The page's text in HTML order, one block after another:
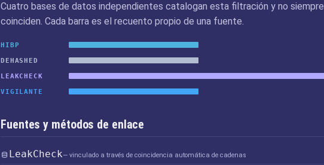
Cuatro bases de datos independientes catalogan esta filtración y no siempre
coinciden. Cada barra es el recuento propio de una fuente.
HIBP
DEHASHED
LEAKCHECK
VIGILANTE
Fuentes y métodos de enlace
LeakCheck— vinculado a través de coincidencia automática de cadenas